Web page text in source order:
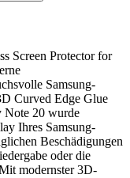
Screen Protector for
Samsung-
Curved Edge Glue
Note 20 wurde
Ihres Samsung-
Beschädigungen
oder die
modernster 3D-